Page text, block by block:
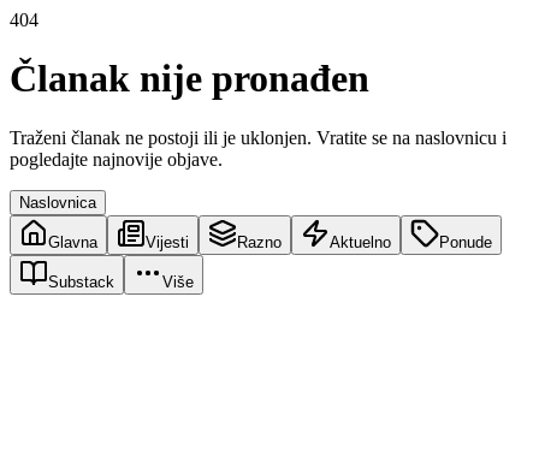
404
Članak nije pronađen
Traženi članak ne postoji ili je uklonjen. Vratite se na naslovnicu i
pogledajte najnovije objave.
Naslovnica
Glavna Vijesti Razno Aktuelno Ponude
Substack Više